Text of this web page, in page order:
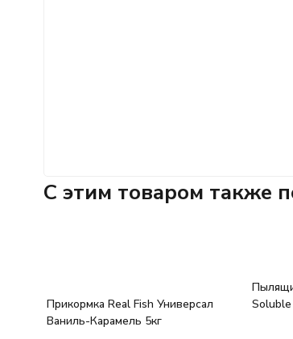
C этим товаром также
Прикормка Real Fish Универсал
Ваниль-Карамель 5кг